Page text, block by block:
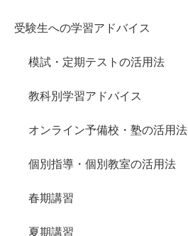
受験生への学習アドバイス
模試・定期テストの活用法
教科別学習アドバイス
オンライン予備校・塾の活用法
個別指導・個別教室の活用法
春期講習
夏期講習